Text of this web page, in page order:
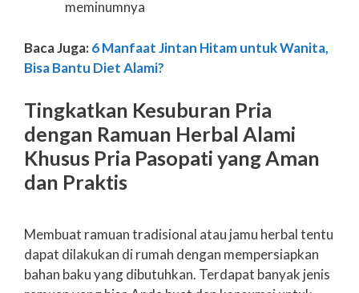
meminumnya
Baca Juga:6 Manfaat Jintan Hitam untuk Wanita,
Bisa Bantu Diet Alami?
Tingkatkan Kesuburan Pria
dengan Ramuan Herbal Alami
Khusus Pria Pasopati yang Aman
dan Praktis
Membuat ramuan tradisional atau jamu herbal tentu
dapat dilakukan di rumah dengan mempersiapkan
bahan baku yang dibutuhkan. Terdapat banyak jenis